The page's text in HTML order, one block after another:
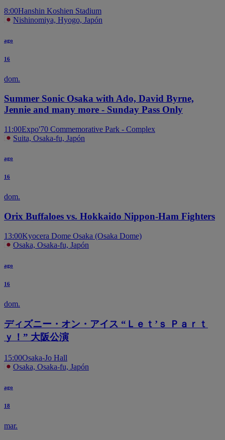
8:00Hanshin Koshien Stadium
Nishinomiya, Hyogo, Japón
ago
16
dom.
Summer Sonic Osaka with Ado, David Byrne,
Jennie and many more - Sunday Pass Only
11:00Expo'70 Commemorative Park - Complex
Suita, Osaka-fu, Japón
ago
16
dom.
Orix Buffaloes vs. Hokkaido Nippon-Ham Fighters
13:00Kyocera Dome Osaka (Osaka Dome)
Osaka, Osaka-fu, Japón
ago
16
dom.
ディズニー・オン・アイス “Ｌｅｔ’ｓ Ｐａｒｔ
ｙ！” 大阪公演
15:00Osaka-Jo Hall
Osaka, Osaka-fu, Japón
ago
18
mar.